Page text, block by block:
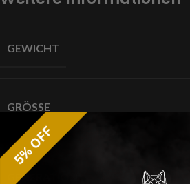
GEWICHT
GRÖSSE
GENERATION